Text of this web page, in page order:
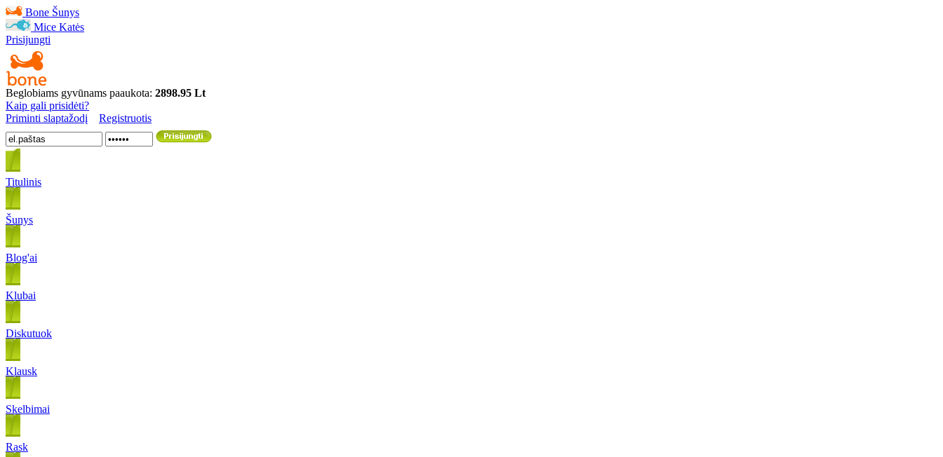
Bone Šunys
Mice Katės
Prisijungti
Beglobiams gyvūnams paaukota: 2898.95 Lt
Kaip gali prisidėti?
Priminti slaptažodį
Registruotis
Titulinis
Šunys
Blog'ai
Klubai
Diskutuok
Klausk
Skelbimai
Rask